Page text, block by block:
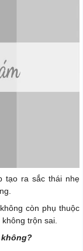
tạo ra sắc thái nhẹ
còn phụ thuộc
trộn sai.
không?